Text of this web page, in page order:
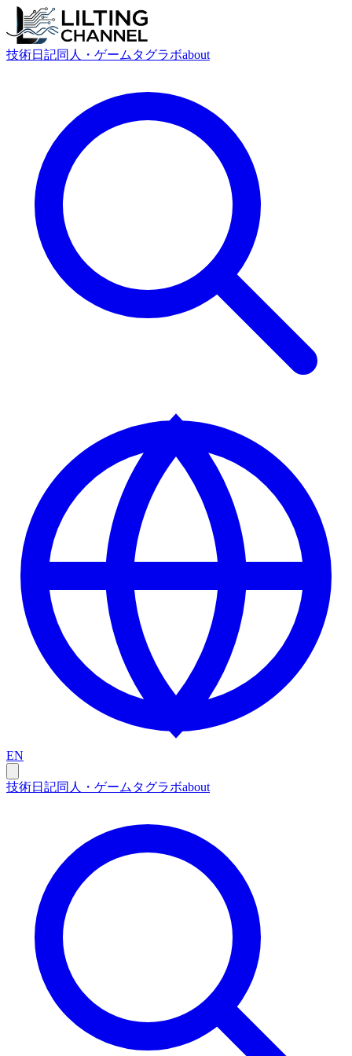
技術日記同人・ゲーム タグラボabout
EN
技術日記同人・ゲーム タグラボabout